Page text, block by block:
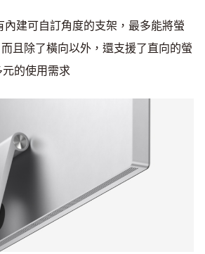
建可自訂角度的支架，最多能將螢
且除了橫向以外，還支援了直向的螢
的使用需求